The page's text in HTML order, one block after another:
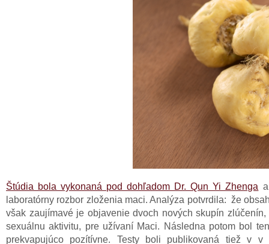
Štúdia bola vykonaná pod dohľadom Dr. Qun Yi Zhenga
laboratórny rozbor zloženia maci. Analýza potvrdila: že
však zaujímavé je objavenie dvoch nových skupín
sexuálnu aktivitu, pre užívaní Maci. Následna potom bol
prekvapujúco pozítívne. Testy boli publikovaná tiež v v